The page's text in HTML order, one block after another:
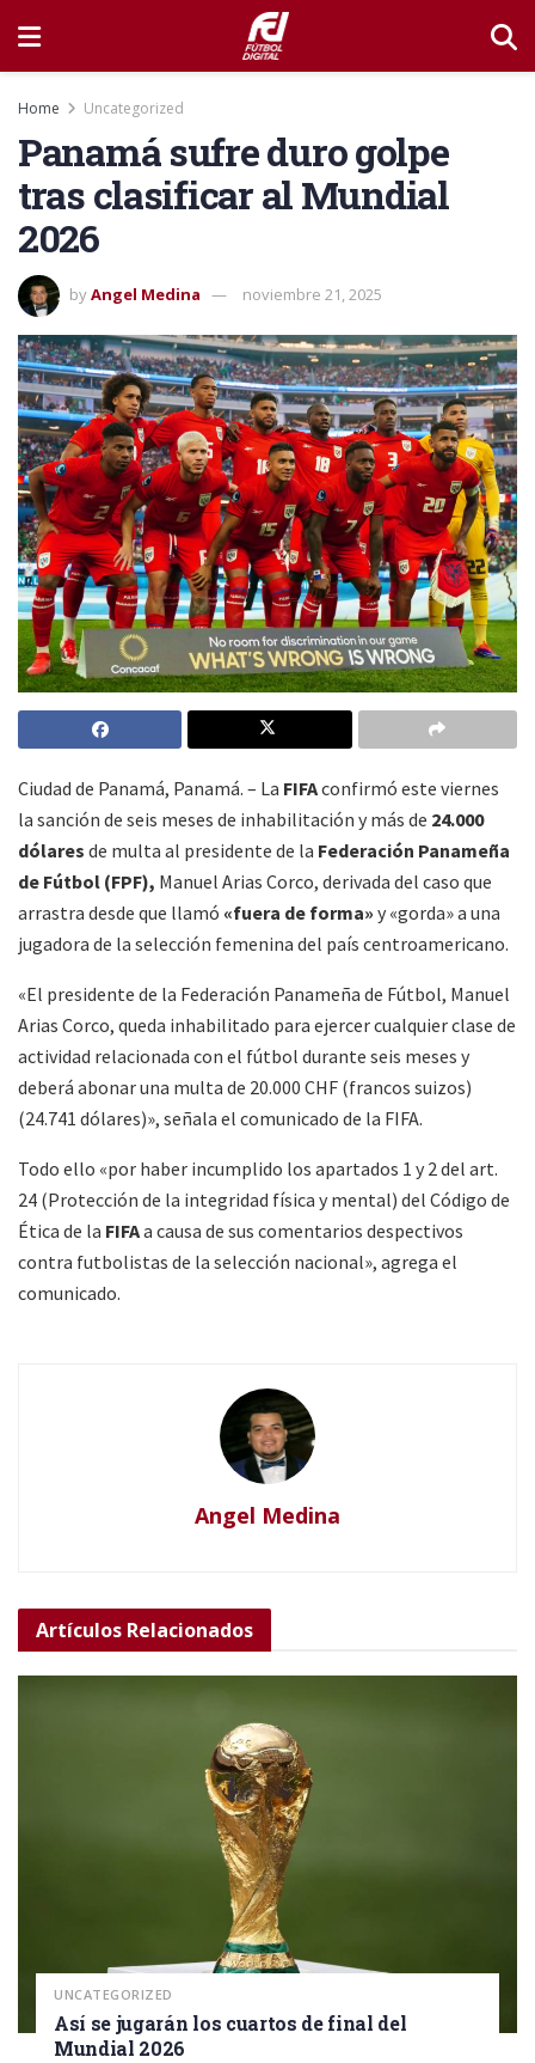
Home Uncategorized
Panamá sufre duro golpe
tras clasificar al Mundial
2026
byAngel Medina noviembre 21, 2025
Ciudad de Panamá, Panamá. – La FIFAconfirmó este viernes
la sanción de seis meses de inhabilitación y más de 24.000
dólares de multa al presidente de la Federación Panameña
de Fútbol (FPF), Manuel Arias Corco, derivada del caso que
arrastra desde que llamó «fuera de forma» y «gorda» a una
jugadora de la selección femenina del país centroamericano.
«El presidente de la Federación Panameña de Fútbol, Manuel
Arias Corco, queda inhabilitado para ejercer cualquier clase de
actividad relacionada con el fútbol durante seis meses y
deberá abonar una multa de 20.000 CHF (francos suizos)
(24.741 dólares)», señala el comunicado de la FIFA.
Todo ello «por haber incumplido los apartados 1 y 2 del art.
24 (Protección de la integridad física y mental) del Código de
Ética de la FIFAa causa de sus comentarios despectivos
contra futbolistas de la selección nacional», agrega el
comunicado.
Angel Medina
Artículos Relacionados
UNCATEGORIZED
Así se jugarán los cuartos de final del
Mundial 2026